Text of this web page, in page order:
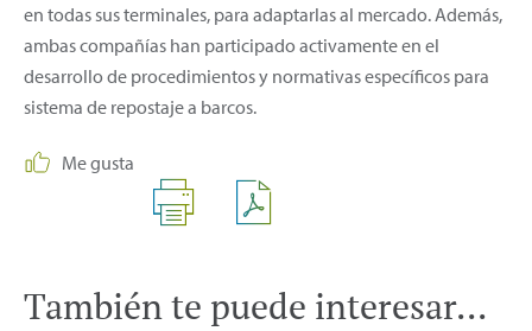
en todas sus terminales, para adaptarlas al mercado. Además,
ambas compañías han participado activamente en el
desarrollo de procedimientos y normativas específicos para
sistema de repostaje a barcos.
Me gusta
También te puede interesar...